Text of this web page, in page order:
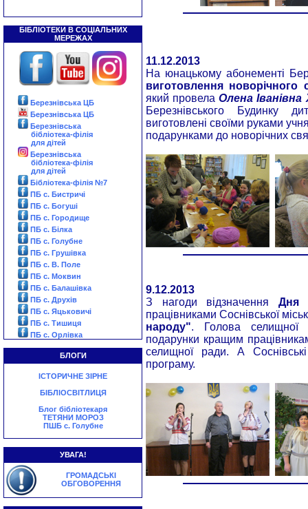
БІБЛІОТЕКИ В СОЦІАЛЬНИХ
МЕРЕЖАХ
Березнівська ЦБ
Березнівська ЦБ
Березнівська
бібліотека-філія
для дітей
Березнівська
бібліотека-філія
для дітей
Бібліотека-філія №7
ПБ с. Бистричі
ПБ с. Богуші
ПБ с. Городище
ПБ с. Білка
ПБ с. Голубне
ПБ с. Грушівка
ПБ с. В. Поле
ПБ с. Моквин
ПБ с. Балашівка
ПБ с. Друхів
ПБ с. Яцьковичі
ПБ с. Тишиця
ПБ с. Орлівка
БЛОГИ
ІСТОРИЧНЕ ЗІРНЕ
БІБЛІОСВІТЛИЦЯ
Блог бібліотекаря
ТЕТЯНИ МОРОЗ
ПШБ с. Голубне
УВАГА!
ГРОМАДСЬКІ
ОБГОВОРЕННЯ
11.12.2013
Hа юнацькому абонементі
виготовлення новорічного
який провелаОлена
Березнівського Будинку
виготовлені своїми руками
подарунками до новорічних
9.12.2013
З нагоди відзначенняДня
працівниками Соснівської
народу". Голова селищної
подарунки кращим
селищної ради. А
програму.